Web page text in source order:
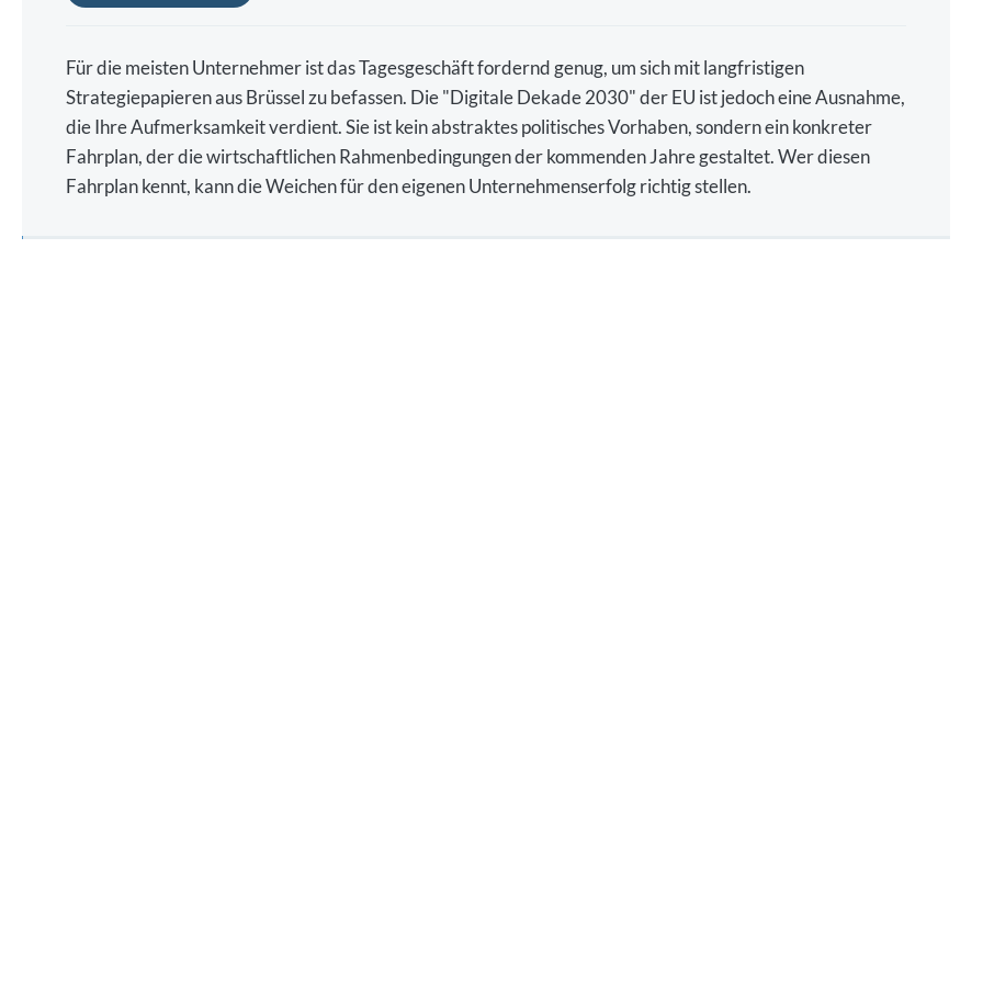
Für die meisten Unternehmer ist das Tagesgeschäft fordernd genug, um sich mit langfristigen
Strategiepapieren aus Brüssel zu befassen. Die "Digitale Dekade 2030" der EU ist jedoch eine Ausnahme,
die Ihre Aufmerksamkeit verdient. Sie ist kein abstraktes politisches Vorhaben, sondern ein konkreter
Fahrplan, der die wirtschaftlichen Rahmenbedingungen der kommenden Jahre gestaltet. Wer diesen
Fahrplan kennt, kann die Weichen für den eigenen Unternehmenserfolg richtig stellen.